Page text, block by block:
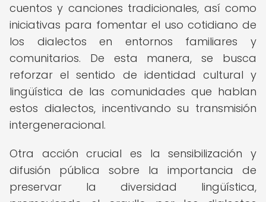
cuentos y canciones tradicionales, así como
iniciativas para fomentar el uso cotidiano de
los dialectos en entornos familiares y
comunitarios. De esta manera, se busca
reforzar el sentido de identidad cultural y
lingüística de las comunidades que hablan
estos dialectos, incentivando su transmisión
intergeneracional.
Otra acción crucial es la sensibilización y
difusión pública sobre la importancia de
preservar la diversidad lingüística,